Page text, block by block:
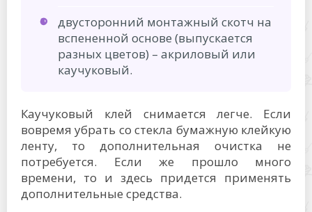
двусторонний монтажный скотч на
вспененной основе (выпускается
разных цветов) – акриловый или
каучуковый.
Каучуковый клей снимается легче. Если
вовремя убрать со стекла бумажную клейкую
ленту, то дополнительная очистка не
потребуется. Если же прошло много
времени, то и здесь придется применять
дополнительные средства.